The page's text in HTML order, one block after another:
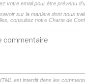
votre email pour être prévenu
sur la manière dont nous
consultez notre Charte de
est interdit dans les